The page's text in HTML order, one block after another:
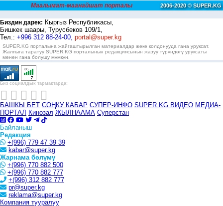
Маалымат-маанайшат порталы 2006-2020 © SUPER.KG
Биздин дарек: Кыргыз Республикасы,
Бишкек шаары, Турусбеков 109/1,
Тел.: +996 312 88-24-00, portal@super.kg
SUPER.KG порталына жайгаштырылган материалдар жеке колдонууда гана уруксат.
Жалпыга таратуу SUPER.KG порталынын редакциясынын жазуу түрүндөгү уруксаты
менен гана болушу мүмкүн.
Биз социалдык тармактарда:
БАШКЫ БЕТ СОҢКУ КАБАР СУПЕР-ИНФО SUPER.KG ВИДЕО МЕДИА-
ПОРТАЛ Кинозал ЖЫЛНААМА Суперстан
Байланыш
Редакция
+(996) 779 47 39 39
kabar@super.kg
Жарнама бөлүмү
+(996) 770 882 500
+(996) 770 882 777
+(996) 312 882 777
pr@super.kg
reklama@super.kg
Компания тууралуу